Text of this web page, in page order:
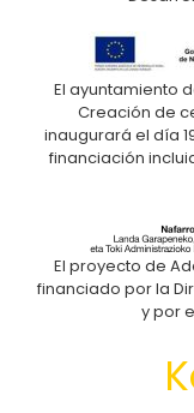
El ayuntamiento
Creación de
inaugurará el día
financiación
El proyecto de
financiado por la
y por